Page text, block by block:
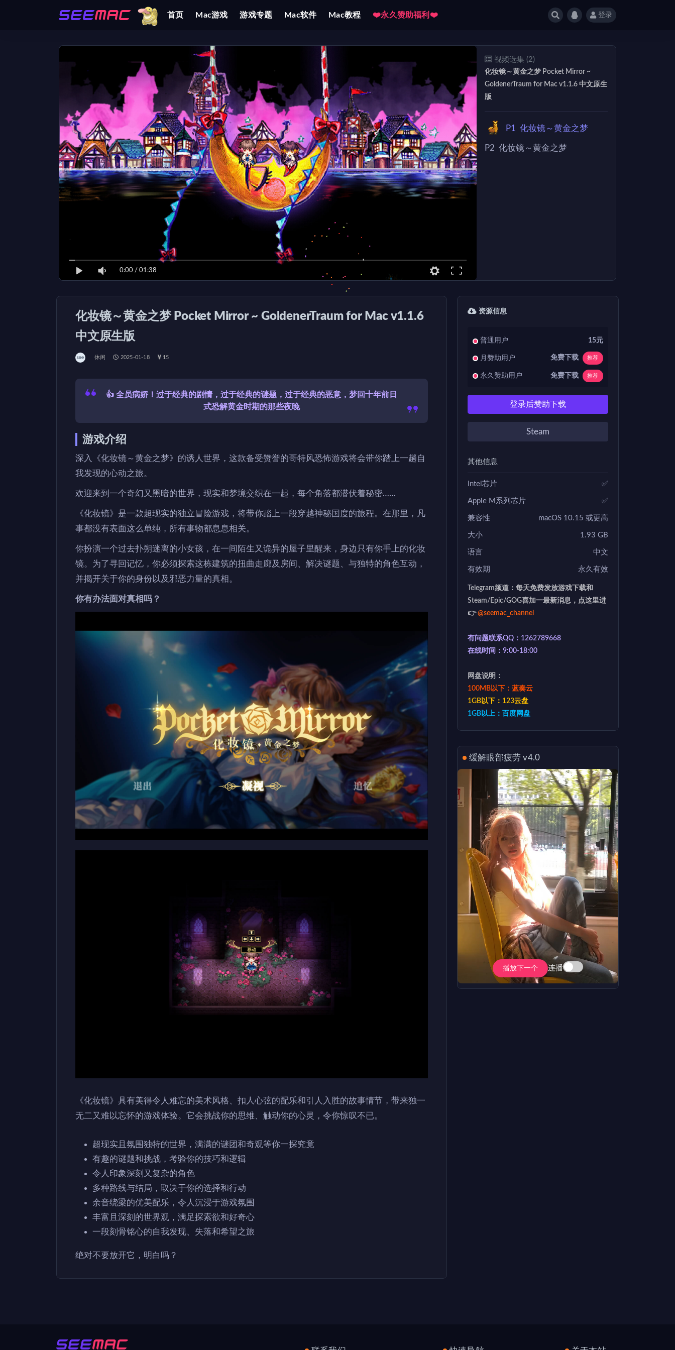
首页 Mac游戏 游戏专题 Mac软件 Mac教程 ❤️永久赞助福利❤️ 登录
0:00 / 01:38
视频选集 (2)
化妆镜～黄金之梦 Pocket Mirror ~
GoldenerTraum for Mac v1.1.6 中文原生
版
P1 化妆镜～黄金之梦
P2 化妆镜～黄金之梦
化妆镜～黄金之梦 Pocket Mirror ~ GoldenerTraum for Mac v1.1.6
中文原生版
休闲 2025-01-18 15
👍 全员病娇！过于经典的剧情，过于经典的谜题，过于经典的恶意，梦回十年前日
式恐解黄金时期的那些夜晚
游戏介绍
深入《化妆镜～黄金之梦》的诱人世界，这款备受赞誉的哥特风恐怖游戏将会带你踏上一趟自
我发现的心动之旅。
欢迎来到一个奇幻又黑暗的世界，现实和梦境交织在一起，每个角落都潜伏着秘密……
《化妆镜》是一款超现实的独立冒险游戏，将带你踏上一段穿越神秘国度的旅程。在那里，凡
事都没有表面这么单纯，所有事物都息息相关。
你扮演一个过去扑朔迷离的小女孩，在一间陌生又诡异的屋子里醒来，身边只有你手上的化妆
镜。为了寻回记忆，你必须探索这栋建筑的扭曲走廊及房间、解决谜题、与独特的角色互动，
并揭开关于你的身份以及邪恶力量的真相。
你有办法面对真相吗？
《化妆镜》具有美得令人难忘的美术风格、扣人心弦的配乐和引人入胜的故事情节，带来独一
无二又难以忘怀的游戏体验。它会挑战你的思维、触动你的心灵，令你惊叹不已。
超现实且氛围独特的世界，满满的谜团和奇观等你一探究竟
有趣的谜题和挑战，考验你的技巧和逻辑
令人印象深刻又复杂的角色
多种路线与结局，取决于你的选择和行动
余音绕梁的优美配乐，令人沉浸于游戏氛围
丰富且深刻的世界观，满足探索欲和好奇心
一段刻骨铭心的自我发现、失落和希望之旅
绝对不要放开它，明白吗？
资源信息
普通用户 15元
月赞助用户 免费下载 推荐
永久赞助用户 免费下载 推荐
登录后赞助下载
Steam
其他信息
Intel芯片 ✅
Apple M系列芯片 ✅
兼容性 macOS 10.15 或更高
大小 1.93 GB
语言 中文
有效期 永久有效
Telegram频道：每天免费发放游戏下载和
Steam/Epic/GOG喜加一最新消息，点这里进
👉@seemac_channel
有问题联系QQ：1262789668
在线时间：9:00-18:00
网盘说明：
100MB以下：蓝奏云
1GB以下：123云盘
1GB以上：百度网盘
缓解眼部疲劳 v4.0
播放下一个 连播